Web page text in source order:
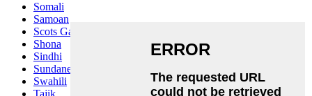
Somali
Samoan
Scots Gaelic
Shona
Sindhi
Sundanese
Swahili
Tajik